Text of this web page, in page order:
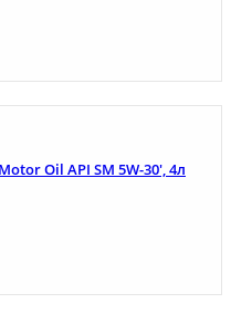
Oil API SM 5W-30', 4л